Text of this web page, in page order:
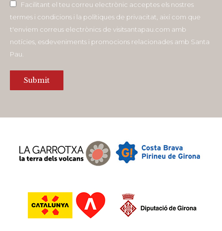
Facilitant el teu correu electrònic acceptes els nostres
termes i condicions i la polítiques de privacitat, així com que
t'enviem correus electrònics de visitsantapau.com amb
notícies, esdeveniments i promocions relacionades amb Santa
Pau.
Submit